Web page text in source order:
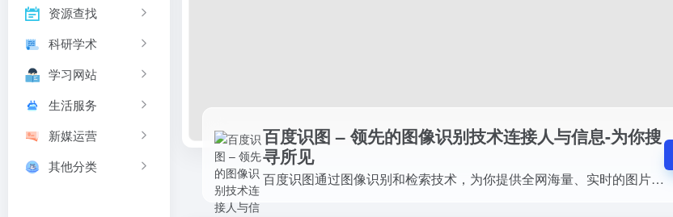
资源查找
科研学术
学习网站
生活服务
新媒运营
其他分类
百度识图 – 领先的图像识别技术连接人与信息-为你搜
寻所见
百度识图通过图像识别和检索技术，为你提供全网海量、实时的图片信息；你可以通过上传，粘贴图片网址等方式寻找目标图片的高清大图，相似美图；通过猜词了解和认知图片内容（如花...